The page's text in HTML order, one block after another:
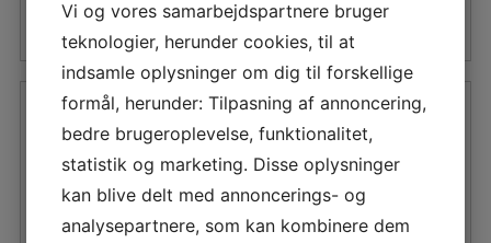
var:
1.275,00 DKK.
er:
1.083,75 DKK.
var:
1.275,00 DKK.1.083,75
VÆLG MULIGHEDER
VIKING
FORRESTERSTØVLE
M/FOR
VIKING JAGTSTØVLE
M/SNØRE
Vi og vores samarbejdspartnere bruger
teknologier, herunder cookies, til at
indsamle oplysninger om dig til forskellige
formål, herunder: Tilpasning af annoncering,
bedre brugeroplevelse, funktionalitet,
statistik og marketing. Disse oplysninger
kan blive delt med annoncerings- og
analysepartnere, som kan kombinere dem